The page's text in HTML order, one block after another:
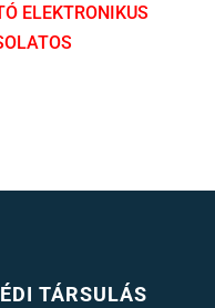
ELEKTRONIKUS
TÁRSULÁS